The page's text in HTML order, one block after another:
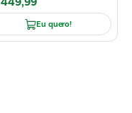
Eu quero!